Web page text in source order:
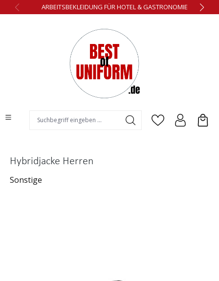
springenARBEITSBEKLEIDUNG FÜR HOTEL & GASTRONOMIE
Hybridjacke Herren
Sonstige